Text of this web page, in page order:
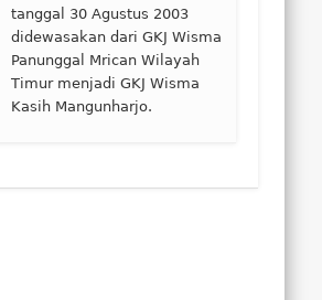
tanggal 30 Agustus 2003
didewasakan dari GKJ Wisma
Panunggal Mrican Wilayah
Timur menjadi GKJ Wisma
Kasih Mangunharjo.